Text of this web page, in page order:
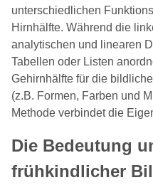
unterschiedlichen
Hirnhälfte. Während die
analytischen und linearen
Tabellen oder Listen
Gehirnhälfte für die
(z.B. Formen, Farben und
Methode verbindet die
Die Bedeutung
frühkindlicher